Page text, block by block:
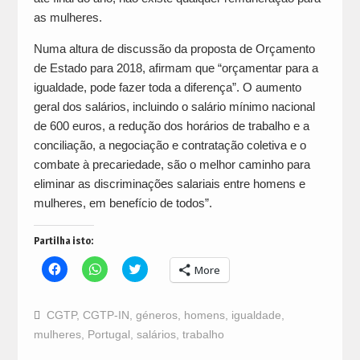
as mulheres.
Numa altura de discussão da proposta de Orçamento
de Estado para 2018, afirmam que “orçamentar para a
igualdade, pode fazer toda a diferença”. O aumento
geral dos salários, incluindo o salário mínimo nacional
de 600 euros, a redução dos horários de trabalho e a
conciliação, a negociação e contratação coletiva e o
combate à precariedade, são o melhor caminho para
eliminar as discriminações salariais entre homens e
mulheres, em benefício de todos”.
Partilha isto:
Click
to
Facebook
(Opens
in
new
Click
to
WhatsApp
(Opens
in
new
Click
to
Twitter
(Opens
in
new
More
CGTP, CGTP-IN géneros, homens, igualdade
mulheres, Portugal salários, trabalho